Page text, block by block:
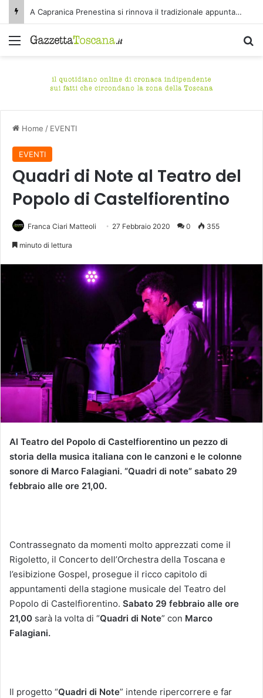
A Capranica Prenestina si rinnova il tradizionale appuntamento con il Concerto di Ferragosto presso il Tempio della Maddalena.
Menu
Home / EVENTI
EVENTI
Quadri di Note al Teatro del
Popolo di Castelfiorentino
Franca Ciari Matteoli 27 Febbraio 2020 0 355
minuto di lettura
Al Teatro del Popolo di Castelfiorentino un pezzo di
storia della musica italiana con le canzoni e le colonne
sonore di Marco Falagiani. “Quadri di note” sabato 29
febbraio alle ore 21,00.
Contrassegnato da momenti molto apprezzati come il
Rigoletto, il Concerto dell’Orchestra della Toscana e
l’esibizione Gospel, prosegue il ricco capitolo di
appuntamenti della stagione musicale del Teatro del
Popolo di Castelfiorentino. Sabato 29 febbraio alle ore
21,00 sarà la volta di “Quadri di Note” con Marco
Falagiani.
Il progetto “Quadri di Note” intende ripercorrere e far